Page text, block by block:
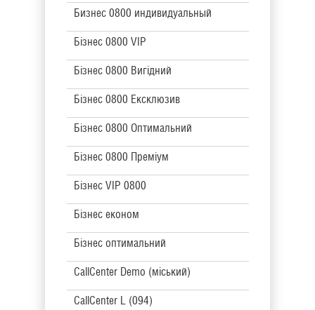
Бизнес 0800 индивидуальный
Бізнес 0800 VIP
Бізнес 0800 Вигідний
Бізнес 0800 Ексклюзив
Бізнес 0800 Оптимальний
Бізнес 0800 Преміум
Бізнес VIP 0800
Бізнес економ
Бізнес оптимальний
CallCenter Demo (міський)
CallCenter L (094)